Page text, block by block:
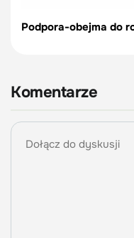
Podpora-obejma do
Komentarze